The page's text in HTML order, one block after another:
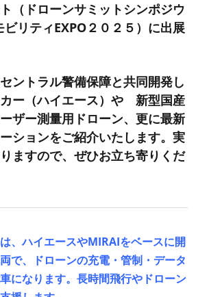
（ドローンサミットシンポジウ
リティEXPO２０２５）に出展
ントラル警備保障と共同開発し
ー（ハイエース）や 新型国産
ザー測量用ドローン、更に最新
ションをご紹介いたします。実
ますので、ぜひお立ち寄りくだ
、ハイエースやMIRAIをベースに開
で、ドローンの充電・管制・データ
になります。長時間飛行やドローン